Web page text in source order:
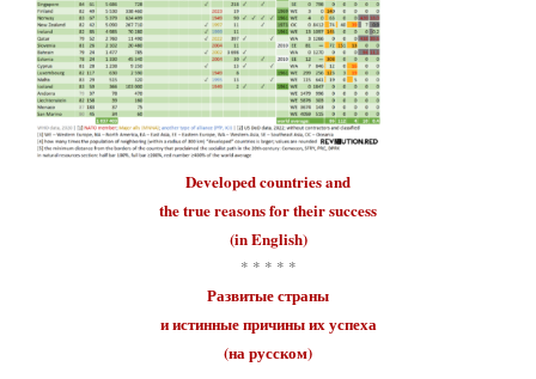
Developed countriesand
the true reasons for theirsuccess
(in English)
* * * * *
Развитые страны
и истинные причины их успеха
(на русском)